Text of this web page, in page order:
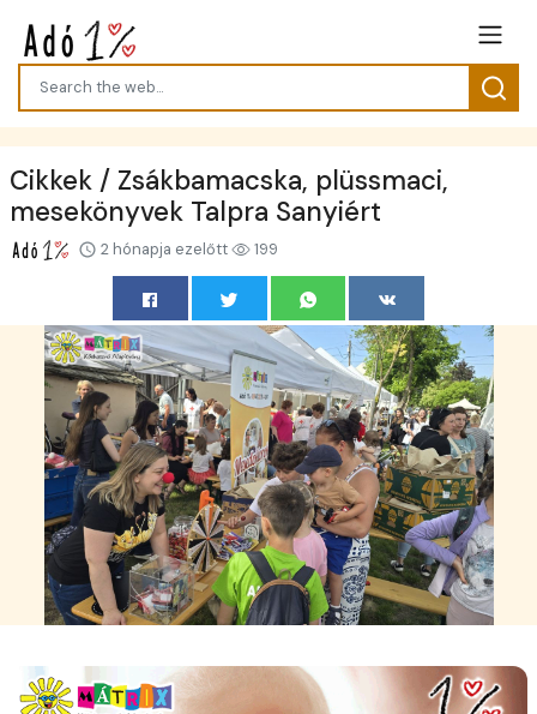
Cikkek / Zsákbamacska, plüssmaci,
mesekönyvek Talpra Sanyiért
2 hónapja ezelőtt 199